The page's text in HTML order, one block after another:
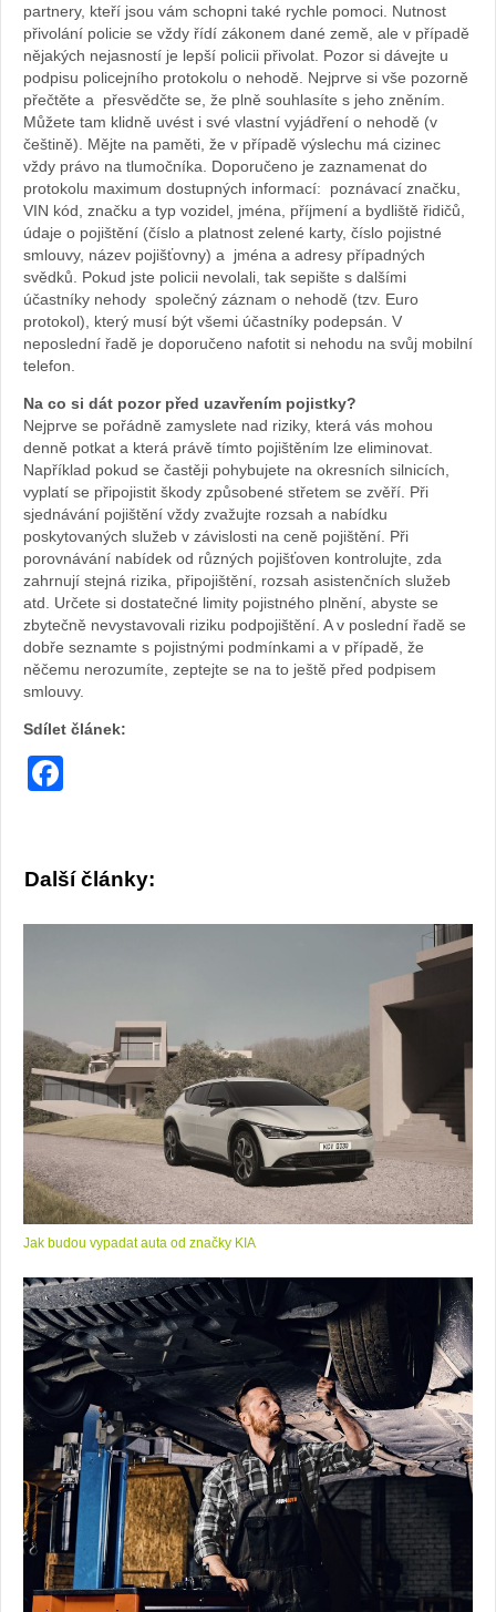
partnery, kteří jsou vám schopni také rychle pomoci. Nutnost
přivolání policie se vždy řídí zákonem dané země, ale v případě
nějakých nejasností je lepší policii přivolat. Pozor si dávejte u
podpisu policejního protokolu o nehodě. Nejprve si vše pozorně
přečtěte a přesvědčte se, že plně souhlasíte s jeho zněním.
Můžete tam klidně uvést i své vlastní vyjádření o nehodě (v
češtině). Mějte na paměti, že v případě výslechu má cizinec
vždy právo na tlumočníka. Doporučeno je zaznamenat do
protokolu maximum dostupných informací: poznávací značku,
VIN kód, značku a typ vozidel, jména, příjmení a bydliště řidičů,
údaje o pojištění (číslo a platnost zelené karty, číslo pojistné
smlouvy, název pojišťovny) a jména a adresy případných
svědků. Pokud jste policii nevolali, tak sepište s dalšími
účastníky nehody společný záznam o nehodě (tzv. Euro
protokol), který musí být všemi účastníky podepsán. V
neposlední řadě je doporučeno nafotit si nehodu na svůj mobilní
telefon.
Na co si dát pozor před uzavřením pojistky?
Nejprve se pořádně zamyslete nad riziky, která vás mohou
denně potkat a která právě tímto pojištěním lze eliminovat.
Například pokud se častěji pohybujete na okresních silnicích,
vyplatí se připojistit škody způsobené střetem se zvěří. Při
sjednávání pojištění vždy zvažujte rozsah a nabídku
poskytovaných služeb v závislosti na ceně pojištění. Při
porovnávání nabídek od různých pojišťoven kontrolujte, zda
zahrnují stejná rizika, připojištění, rozsah asistenčních služeb
atd. Určete si dostatečné limity pojistného plnění, abyste se
zbytečně nevystavovali riziku podpojištění. A v poslední řadě se
dobře seznamte s pojistnými podmínkami a v případě, že
něčemu nerozumíte, zeptejte se na to ještě před podpisem
smlouvy.
Sdílet článek:
Další články:
Jak budou vypadat auta od značky KIA